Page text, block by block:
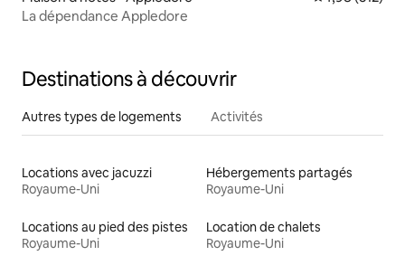
La dépendance Appledore
Destinations à découvrir
Autres types de logements Activités
Locations avec jacuzzi
Royaume-Uni
Hébergements partagés
Royaume-Uni
Locations au pied des pistes
Royaume-Uni
Location de chalets
Royaume-Uni